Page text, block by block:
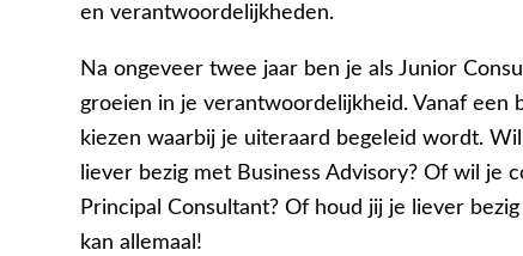
en verantwoordelijkheden.
Na ongeveer twee jaar ben je als Junior
groeien in je verantwoordelijkheid. Vanaf
kiezen waarbij je uiteraard begeleid wordt.
liever bezig met Business Advisory? Of wil je
Principal Consultant? Of houd jij je liever
kan allemaal!